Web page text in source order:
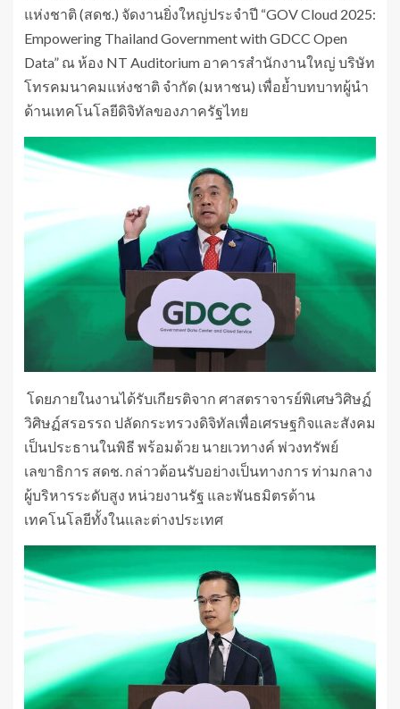
แห่งชาติ (สดช.) จัดงานยิ่งใหญ่ประจำปี “GOV Cloud 2025:
Empowering Thailand Government with GDCC Open
Data” ณ ห้อง NT Auditorium อาคารสำนักงานใหญ่ บริษัท
โทรคมนาคมแห่งชาติ จำกัด (มหาชน) เพื่อย้ำบทบาทผู้นำ
ด้านเทคโนโลยีดิจิทัลของภาครัฐไทย
โดยภายในงานได้รับเกียรติจาก ศาสตราจารย์พิเศษวิศิษฏ์
วิศิษฏ์สรอรรถ ปลัดกระทรวงดิจิทัลเพื่อเศรษฐกิจและสังคม
เป็นประธานในพิธี พร้อมด้วย นายเวทางค์ พ่วงทรัพย์
เลขาธิการ สดช. กล่าวต้อนรับอย่างเป็นทางการ ท่ามกลาง
ผู้บริหารระดับสูง หน่วยงานรัฐ และพันธมิตรด้าน
เทคโนโลยีทั้งในและต่างประเทศ